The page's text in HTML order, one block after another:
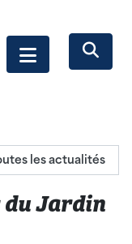
les actualités
Jardin